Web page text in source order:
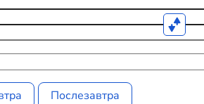
Послезавтра